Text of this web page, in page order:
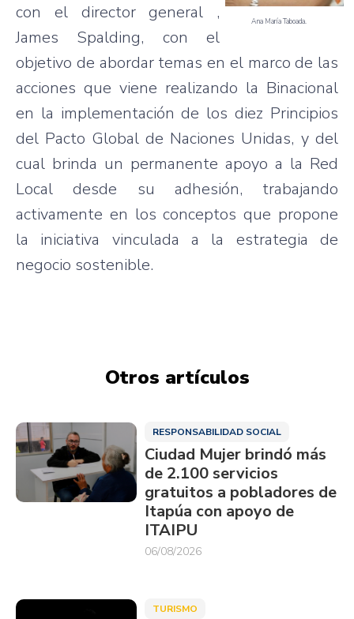
Ana María Taboada.
con el director general ,
James Spalding, con el
objetivo de abordar temas en el marco de las
acciones que viene realizando la Binacional
en la implementación de los diez Principios
del Pacto Global de Naciones Unidas, y del
cual brinda un permanente apoyo a la Red
Local desde su adhesión, trabajando
activamente en los conceptos que propone
la iniciativa vinculada a la estrategia de
negocio sostenible.
Otros artículos
RESPONSABILIDAD SOCIAL
Ciudad Mujer brindó más
de 2.100 servicios
gratuitos a pobladores de
Itapúa con apoyo de
ITAIPU
06/08/2026
TURISMO